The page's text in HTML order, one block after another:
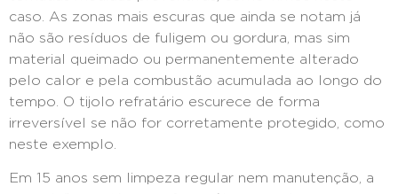
caso. As zonas mais escuras que ainda se notam já
não são resíduos de fuligem ou gordura, mas sim
material queimado ou permanentemente alterado
pelo calor e pela combustão acumulada ao longo do
tempo. O tijolo refratário escurece de forma
irreversível se não for corretamente protegido, como
neste exemplo.
Em 15 anos sem limpeza regular nem manutenção, a